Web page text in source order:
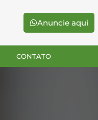
Anuncie aqui
CONTATO